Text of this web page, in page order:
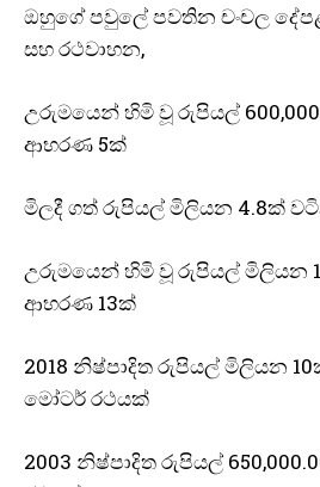
I WANT IN
I've read and accept thePrivacy
ඔහුගේ පවුලේ පවතින චංචල
සහ රථවාහන,
උරුමයෙන් හිමි වූ රුපියල්
ආභරණ 5ක්
මිලදී ගත් රුපියල් මිලියන 4.8ක්
උරුමයෙන් හිමි වූ රුපියල් මිලියන
ආභරණ 13ක්
2018 නිෂ්පාදිත රුපියල් මිලියන
මෝටර් රථයක්
2003 නිෂ්පාදිත රුපියල්